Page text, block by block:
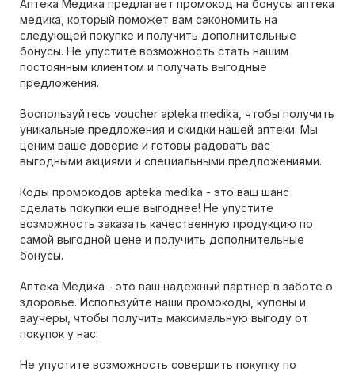
Аптека Медика предлагает промокод на бонусы аптека
медика, который поможет вам сэкономить на
следующей покупке и получить дополнительные
бонусы. Не упустите возможность стать нашим
постоянным клиентом и получать выгодные
предложения.
Воспользуйтесь voucher apteka medika, чтобы получить
уникальные предложения и скидки нашей аптеки. Мы
ценим ваше доверие и готовы радовать вас
выгодными акциями и специальными предложениями.
Коды промокодов apteka medika - это ваш шанс
сделать покупки еще выгоднее! Не упустите
возможность заказать качественную продукцию по
самой выгодной цене и получить дополнительные
бонусы.
Аптека Медика - это ваш надежный партнер в заботе о
здоровье. Используйте наши промокоды, купоны и
ваучеры, чтобы получить максимальную выгоду от
покупок у нас.
Не упустите возможность совершить покупку по